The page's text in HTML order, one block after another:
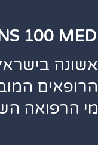
100
הרופאים
הרפואה